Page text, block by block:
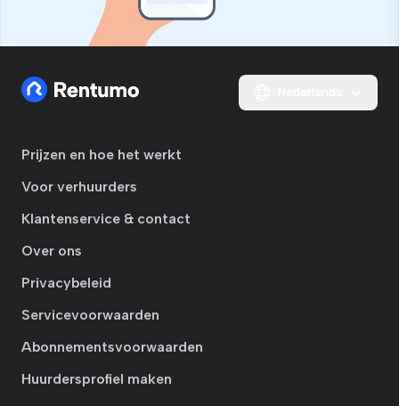
Prijzen en hoe het werkt
Voor verhuurders
Klantenservice & contact
Over ons
Privacybeleid
Servicevoorwaarden
Abonnementsvoorwaarden
Huurdersprofiel maken